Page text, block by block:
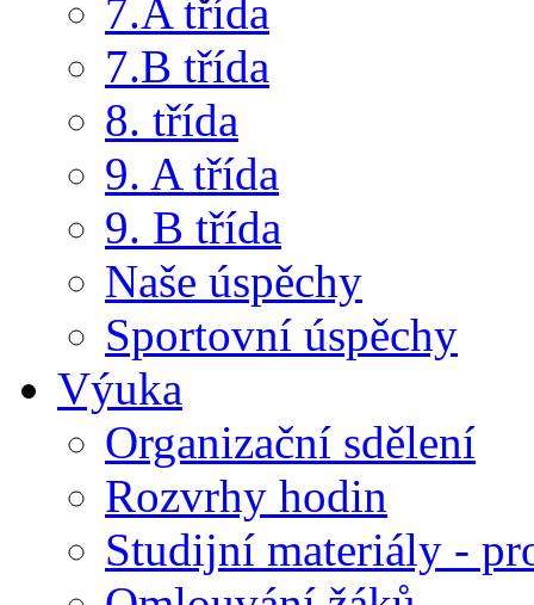
7.A třída
7.B třída
8. třída
9. A třída
9. B třída
Naše úspěchy
Sportovní úspěchy
Výuka
Organizační sdělení
Rozvrhy hodin
Studijní materiály -